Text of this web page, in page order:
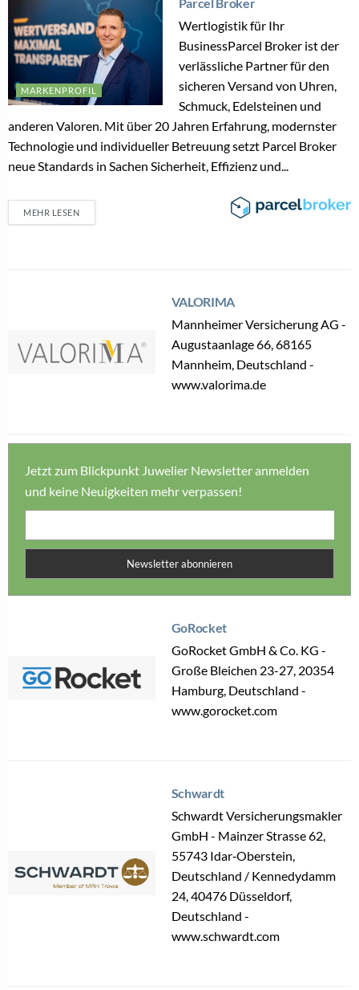
MARKENPROFIL
Wertlogistik für Ihr
BusinessParcel Broker ist der
verlässliche Partner für den
sicheren Versand von Uhren,
Schmuck, Edelsteinen und
anderen Valoren. Mit über 20 Jahren Erfahrung, modernster
Technologie und individueller Betreuung setzt Parcel Broker
neue Standards in Sachen Sicherheit, Effizienz und...
MEHR LESEN
VALORIMA
Mannheimer Versicherung AG -
Augustaanlage 66, 68165
Mannheim, Deutschland -
www.valorima.de
Jetzt zum Blickpunkt Juwelier Newsletter anmelden
und keine Neuigkeiten mehr verpassen!
Newsletter abonnieren
GoRocket
GoRocket GmbH & Co. KG -
Große Bleichen 23-27, 20354
Hamburg, Deutschland -
www.gorocket.com
Schwardt
Schwardt Versicherungsmakler
GmbH - ​Mainzer Strasse 62,
55743 Idar‑Oberstein,
Deutschland / Kennedydamm
24, 40476 Düsseldorf,
Deutschland -
www.schwardt.com